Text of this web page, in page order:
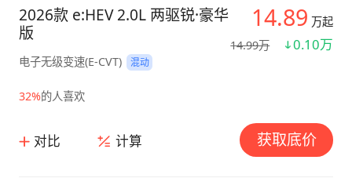
14.89 万起
14.99万
0.10万
2026款 e:HEV 2.0L 两驱锐·豪华
版
电子无级变速(E-CVT) 混动
32%的人喜欢
对比 计算 获取底价